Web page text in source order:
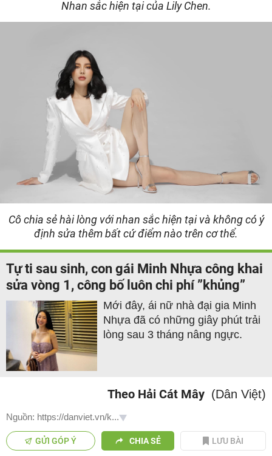
Nhan sắc hiện tại của Lily Chen.
Cô chia sẻ hài lòng với nhan sắc hiện tại và không có ý
định sửa thêm bất cứ điểm nào trên cơ thể.
Tự ti sau sinh, con gái Minh Nhựa công khai
sửa vòng 1, công bố luôn chi phí ”khủng”
Mới đây, ái nữ nhà đại gia Minh
Nhựa đã có những giây phút trải
lòng sau 3 tháng nâng ngực.
Theo Hải Cát Mây (Dân Việt)
Nguồn: https://danviet.vn/k...
GỬI GÓP Ý CHIA SẺ LƯU BÀI